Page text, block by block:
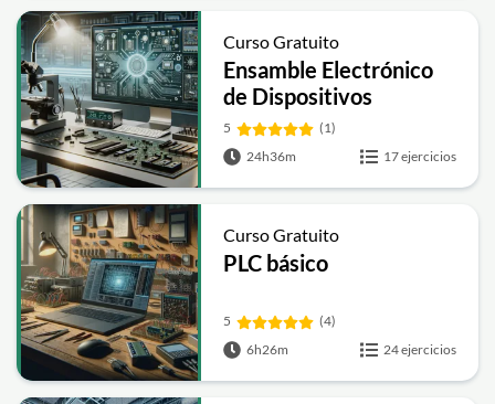
Curso Gratuito
Ensamble Electrónico
de Dispositivos
Medicos
5
(1)
24h36m
17 ejercicios
Curso Gratuito
PLC básico
5
(4)
6h26m
24 ejercicios